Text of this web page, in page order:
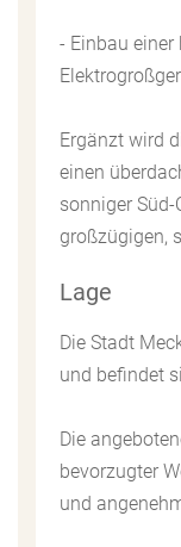
- Einbau
Ergänzt wird
einen
sonniger
großzügigen,
Lage
Die Stadt
und befindet
Die
bevorzugter
und